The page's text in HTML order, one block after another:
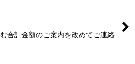
合計金額のご案内を改めてご連絡